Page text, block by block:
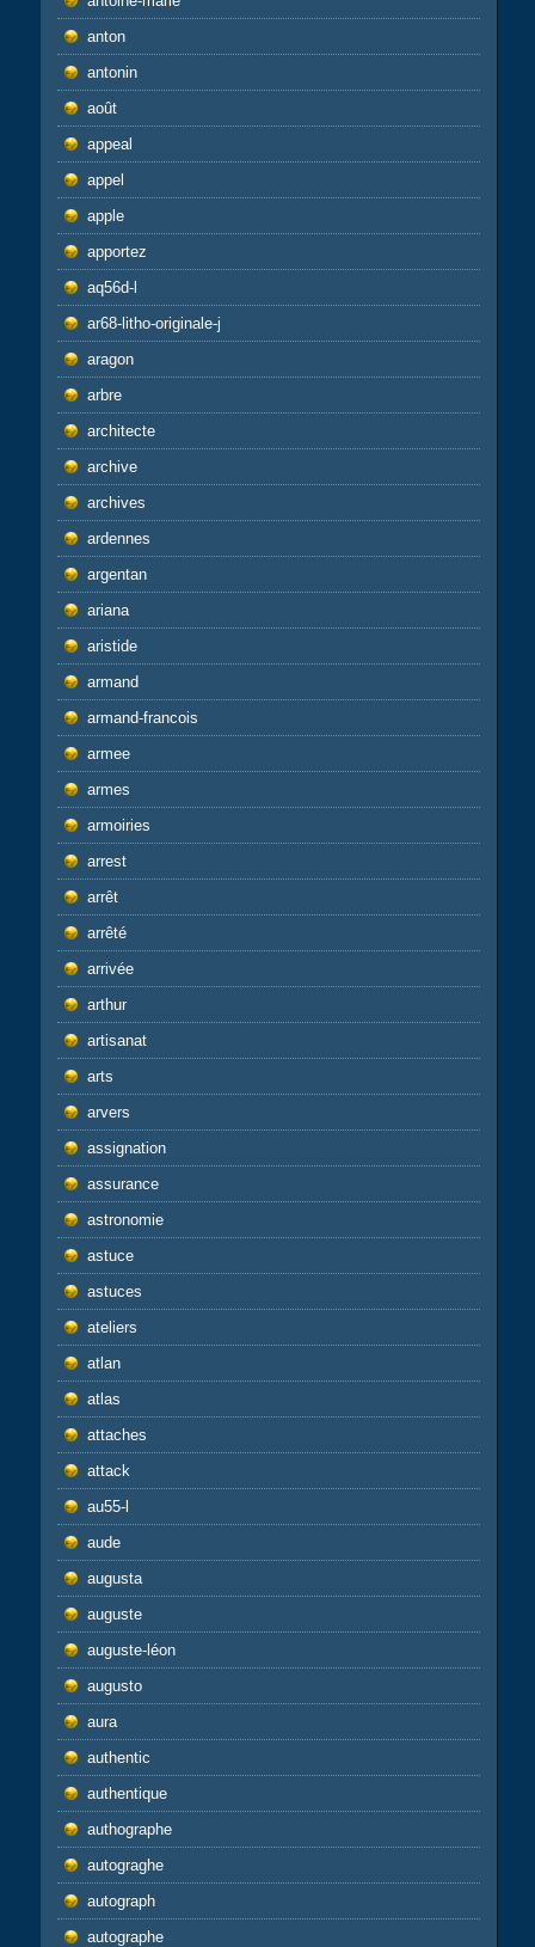
anton
antonin
août
appeal
appel
apple
apportez
aq56d-l
ar68-litho-originale-j
aragon
arbre
architecte
archive
archives
ardennes
argentan
ariana
aristide
armand
armand-francois
armee
armes
armoiries
arrest
arrêt
arrêté
arrivée
arthur
artisanat
arts
arvers
assignation
assurance
astronomie
astuce
astuces
ateliers
atlan
atlas
attaches
attack
au55-l
aude
augusta
auguste
auguste-léon
augusto
aura
authentic
authentique
authographe
autograghe
autograph
autographe